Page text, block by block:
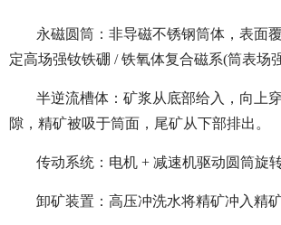
永磁圆筒：非导磁不锈钢筒体，表面
定高场强钕铁硼 / 铁氧体复合磁系(筒表场强
半逆流槽体：矿浆从底部给入，向上
隙，精矿被吸于筒面，尾矿从下部排出。
传动系统：电机 + 减速机驱动圆筒旋转
卸矿装置：高压冲洗水将精矿冲入精矿